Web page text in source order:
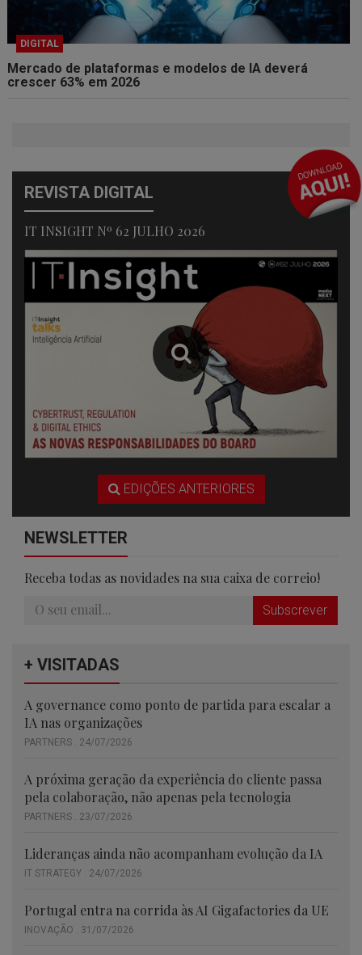
DIGITAL
Mercado de plataformas e modelos de IA deverá
crescer 63% em 2026
REVISTA DIGITAL
IT INSIGHT Nº 62 JULHO 2026
EDIÇÕES ANTERIORES
NEWSLETTER
Receba todas as novidades na sua caixa de correio!
Subscrever
+ VISITADAS
A governance como ponto de partida para escalar a
IA nas organizações
PARTNERS . 24/07/2026
A próxima geração da experiência do cliente passa
pela colaboração, não apenas pela tecnologia
PARTNERS . 23/07/2026
Lideranças ainda não acompanham evolução da IA
IT STRATEGY . 24/07/2026
Portugal entra na corrida às AI Gigafactories da UE
INOVAÇÃO . 31/07/2026